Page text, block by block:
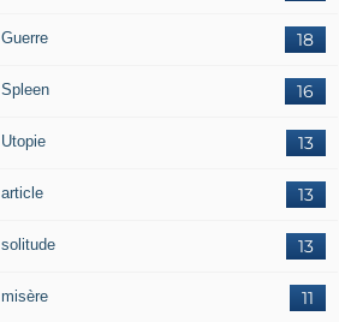
18
Guerre
16
Spleen
13
Utopie
13
article
13
solitude
11
misère